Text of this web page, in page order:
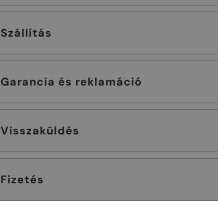
Szállítás
Garancia és reklamáció
Visszaküldés
Fizetés